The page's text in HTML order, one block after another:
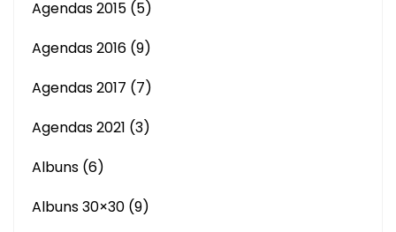
Agendas 2015 (5)
Agendas 2016 (9)
Agendas 2017 (7)
Agendas 2021 (3)
Albuns (6)
Albuns 30×30 (9)